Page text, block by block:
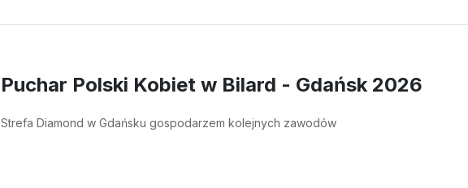
Puchar Polski Kobiet w Bilard - Gdańsk 2026
Strefa Diamond w Gdańsku gospodarzem kolejnych zawodów